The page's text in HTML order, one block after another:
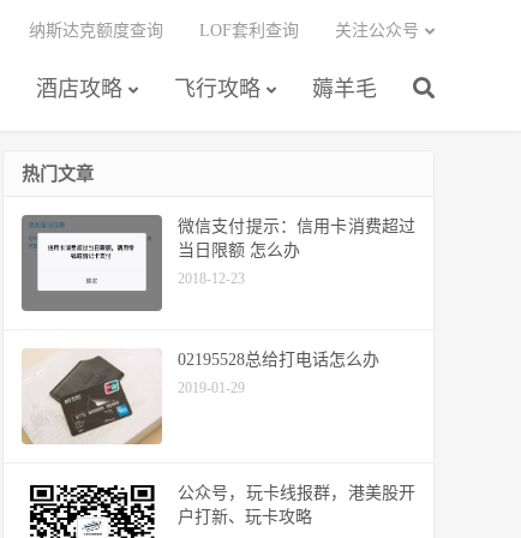
酒店攻略 飞行攻略 薅羊毛
纳斯达克额度查询 LOF套利查询 关注公众号
热门文章
微信支付提示：信用卡消费超过
当日限额 怎么办
2018-12-23
02195528总给打电话怎么办
2019-01-29
公众号，玩卡线报群，港美股开
户打新、玩卡攻略